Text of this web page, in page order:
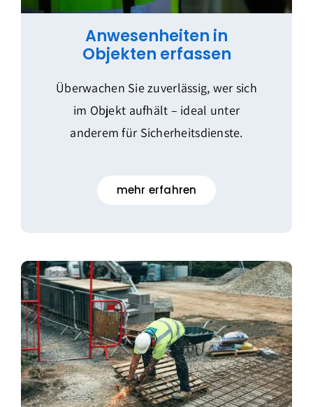
Anwesenheiten in
Objekten erfassen
Überwachen Sie zuverlässig, wer sich
im Objekt aufhält – ideal unter
anderem für Sicherheitsdienste.
mehr erfahren